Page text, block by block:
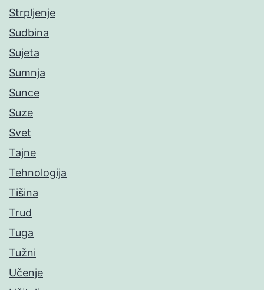
Strpljenje
Sudbina
Sujeta
Sumnja
Sunce
Suze
Svet
Tajne
Tehnologija
Tišina
Trud
Tuga
Tužni
Učenje